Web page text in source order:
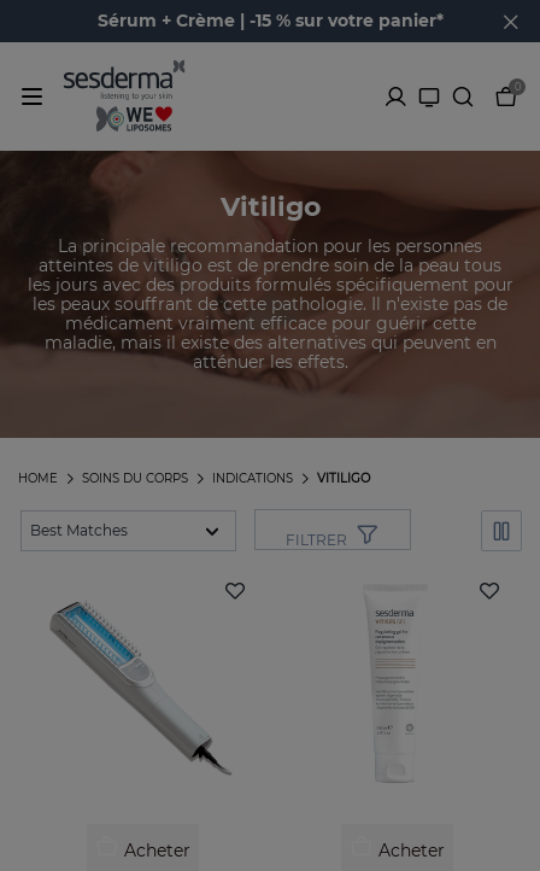
Sérum + Crème | -15 % sur votre panier*
0
Vitiligo
La principale recommandation pour les personnes
atteintes de vitiligo est de prendre soin de la peau tous
les jours avec des produits formulés spécifiquement pour
les peaux souffrant de cette pathologie. Il n'existe pas de
médicament vraiment efficace pour guérir cette
maladie, mais il existe des alternatives qui peuvent en
atténuer les effets.
VITILIGO
INDICATIONS
SOINS DU CORPS
HOME
FILTRER
Acheter Acheter